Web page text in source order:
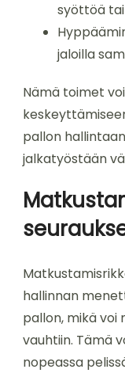
syöttöä
jaloilla
Nämä toimet
pallon
jalkatyöstään
hallinnan
pallon, mikä
vauhtiin. Tämä
nopeassa